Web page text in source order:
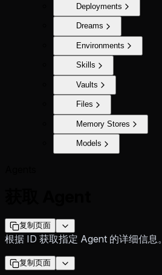
Deployments
Dreams
Environments
Skills
Vaults
Files
Memory Stores
Models
复制页面
根据 ID 获取指定 Agent 的详细信息。
复制页面